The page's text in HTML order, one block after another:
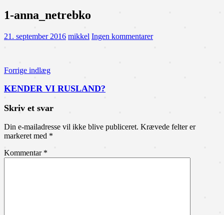
1-anna_netrebko
21. september 2016 mikkel Ingen kommentarer
Indlægsnavigation
Forrige indlæg
KENDER VI RUSLAND?
Skriv et svar
Din e-mailadresse vil ikke blive publiceret. Krævede felter er
markeret med *
Kommentar *